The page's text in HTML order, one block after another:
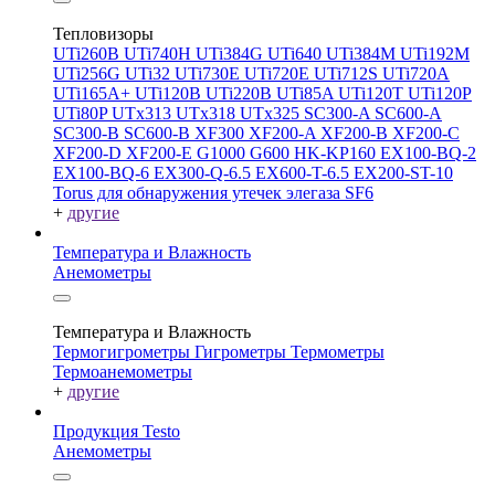
Тепловизоры
UTi260В UTi740H UTi384G UTi640 UTi384M UTi192M
UTi256G UTi32 UTi730E UTi720E UTi712S UTi720A
UTi165A+ UTi120B UTi220B UTi85A UTi120T UTi120P
UTi80PUTx313 UTx318 UTx325 SC300-A SC600-A
SC300-B SC600-B XF300 XF200-A XF200-B XF200-C
XF200-D XF200-E G1000 G600 HK-KP160 EX100-BQ-2
EX100-BQ-6 EX300-Q-6.5 EX600-T-6.5 EX200-ST-10
Torus для обнаружения утечек элегаза SF6
+ другие
Температура и Влажность
Анемометры
Температура и Влажность
Термогигрометры Гигрометры Термометры
Термоанемометры
+ другие
Продукция Testo
Анемометры